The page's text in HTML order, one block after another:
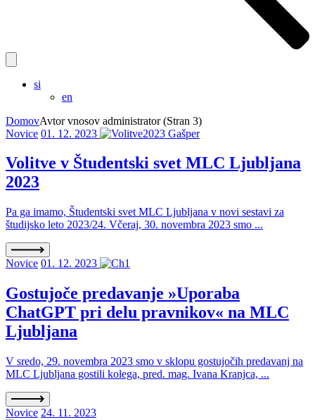
si
en
DomovAvtor vnosov administrator(Stran 3)
Novice 01. 12. 2023
Volitve v Študentski svet MLC Ljubljana
2023
Pa ga imamo, Študentski svet MLC Ljubljana v novi sestavi za
študijsko leto 2023/24. Včeraj, 30. novembra 2023 smo ...
Novice 01. 12. 2023
Gostujoče predavanje »Uporaba
ChatGPT pri delu pravnikov« na MLC
Ljubljana
V sredo, 29. novembra 2023 smo v sklopu gostujočih predavanj na
MLC Ljubljana gostili kolega, pred. mag. Ivana Kranjca, ...
Novice 24. 11. 2023